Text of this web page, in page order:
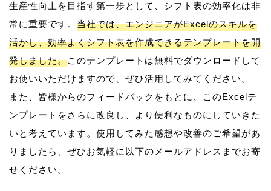
生産性向上を目指す第一歩として、シフト表の効率化は非
常に重要です。 当社では、エンジニアがExcelのスキルを
活かし、効率よくシフト表を作成できるテンプレートを開
発しました。このテンプレートは無料でダウンロードして
お使いいただけますので、ぜひ活用してみてください。
また、皆様からのフィードバックをもとに、このExcelテ
ンプレートをさらに改良し、より便利なものにしていきた
いと考えています。使用してみた感想や改善のご希望があ
りましたら、ぜひお気軽に以下のメールアドレスまでお寄
せください。